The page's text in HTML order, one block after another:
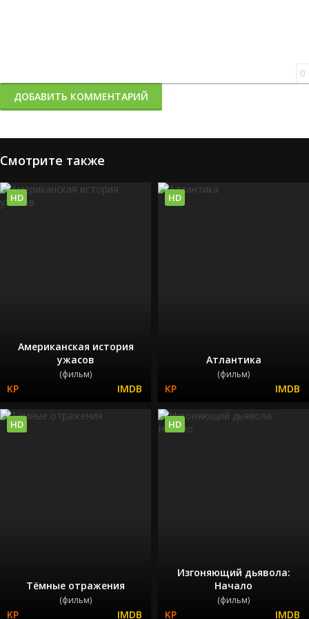
0
ДОБАВИТЬ КОММЕНТАРИЙ
Смотрите также
Американская история
ужасов
(фильм)
HD
Атлантика
(фильм)
HD
Тёмные отражения
(фильм)
HD
Изгоняющий дьявола:
Начало
(фильм)
HD